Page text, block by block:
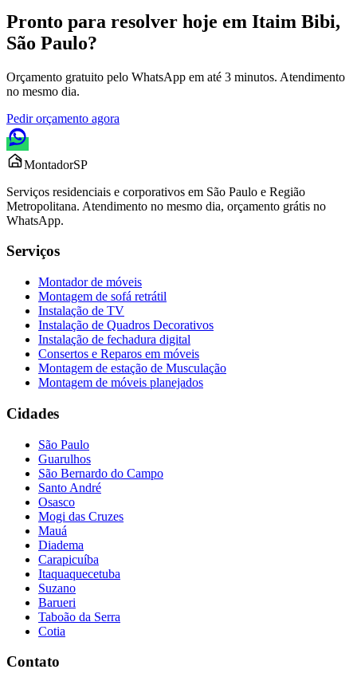
Pronto para resolver hoje em Itaim Bibi,
São Paulo?
Orçamento gratuito pelo WhatsApp em até 3 minutos. Atendimento
no mesmo dia.
Pedir orçamento agora
MontadorSP
Serviços residenciais e corporativos em São Paulo e Região
Metropolitana. Atendimento no mesmo dia, orçamento grátis no
WhatsApp.
Serviços
Montador de móveis
Montagem de sofá retrátil
Instalação de TV
Instalação de Quadros Decorativos
Instalação de fechadura digital
Consertos e Reparos em móveis
Montagem de estação de Musculação
Montagem de móveis planejados
Cidades
São Paulo
Guarulhos
São Bernardo do Campo
Santo André
Osasco
Mogi das Cruzes
Mauá
Diadema
Carapicuíba
Itaquaquecetuba
Suzano
Barueri
Taboão da Serra
Cotia
Contato